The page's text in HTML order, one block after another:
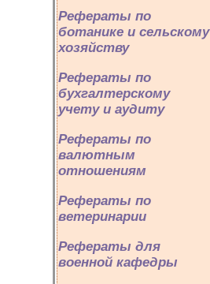
Рефераты по
ботанике и сельскому
хозяйству
Рефераты по
бухгалтерскому
учету и аудиту
Рефераты по
валютным
отношениям
Рефераты по
ветеринарии
Рефераты для
военной кафедры